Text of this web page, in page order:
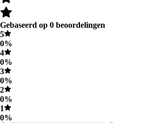
Gebaseerd op 0 beoordelingen
5
0%
4
0%
3
0%
2
0%
1
0%